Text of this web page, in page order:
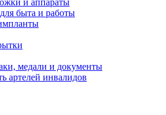
и аппараты
быта и работы
медали и документы
артелей инвалидов